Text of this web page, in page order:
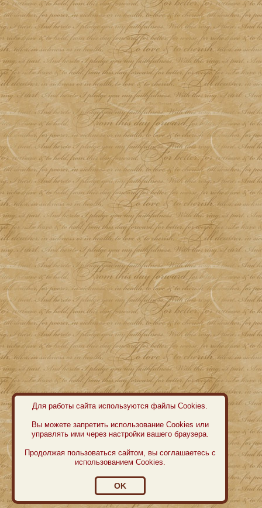
Для работы сайта используются файлы Cookies.
Вы можете запретить использование Cookies или
управлять ими через настройки вашего браузера.
Продолжая пользоваться сайтом, вы соглашаетесь с
использованием Cookies.
OK